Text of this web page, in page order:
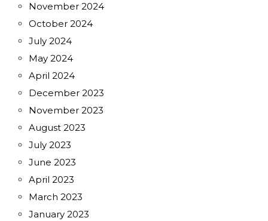
November 2024
October 2024
July 2024
May 2024
April 2024
December 2023
November 2023
August 2023
July 2023
June 2023
April 2023
March 2023
January 2023